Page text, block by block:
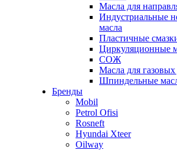
Масла для
Индустриальные
масла
Пластичные
Циркуляционные
СОЖ
Масла для газовых
Шпиндельные
Бренды
Mobil
Petrol Ofisi
Rosneft
Hyundai Xteer
Oilway